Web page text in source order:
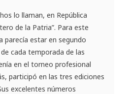
lo llaman, en República
de la Patria”. Para este
parecía estar en segundo
cada temporada de las
en el torneo profesional
participó en las tres ediciones
excelentes números